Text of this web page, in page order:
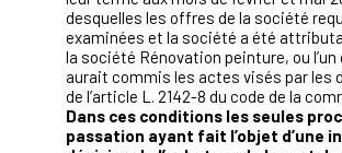
desquelles les offres de la société
examinées et la société a été
la société Rénovation peinture, ou
aurait commis les actes visés par les
de l’article L. 2142-8 du code de la
Dans ces conditions les seules
passation ayant fait l’objet d’une